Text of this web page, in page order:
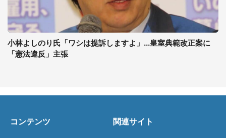
小林よしのり氏「ワシは提訴しますよ」...皇室典範改正案に
「憲法違反」主張
コンテンツ 関連サイト